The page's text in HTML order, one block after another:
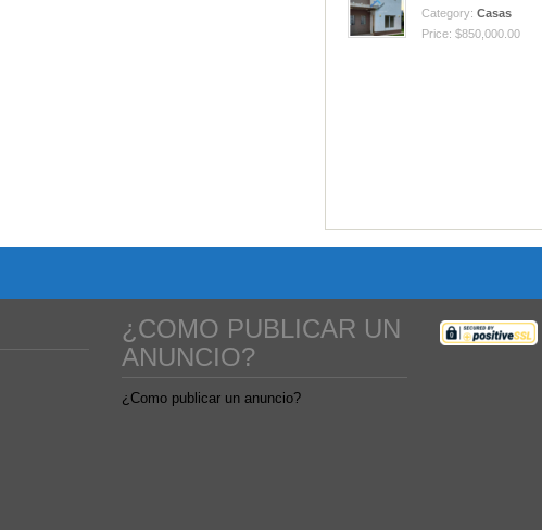
Category: Casas
Price: $850,000.00
¿COMO PUBLICAR UN
ANUNCIO?
¿Como publicar un anuncio?